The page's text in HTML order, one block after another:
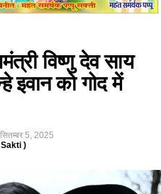
विष्णु देव साय
इवान को गोद में
सितम्बर 5, 2025
)